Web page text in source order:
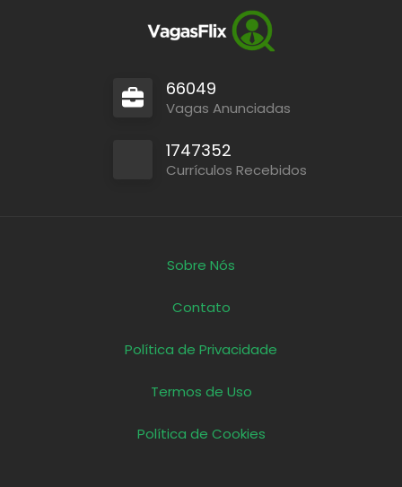
66049
Vagas Anunciadas
1747352
Currículos Recebidos
Sobre Nós
Contato
Política de Privacidade
Termos de Uso
Política de Cookies